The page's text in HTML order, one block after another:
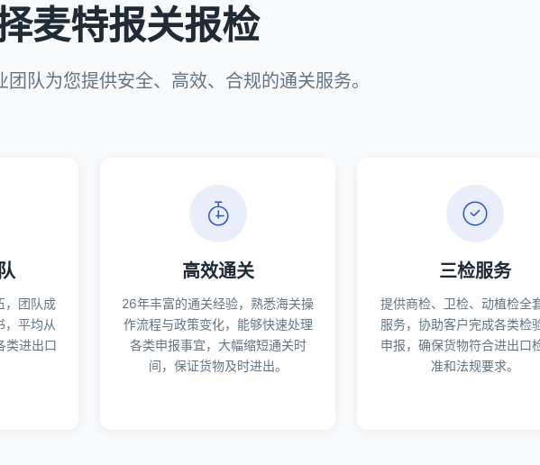
麦特报关报检
队为您提供安全、高效、合规的通关服务。
，团队成
，平均从
类进出口
高效通关
26年丰富的通关经验，熟悉海关操
作流程与政策变化，能够快速处理
各类申报事宜，大幅缩短通关时
间，保证货物及时进出。
三检服务
提供商检、卫检、动植检全
服务，协助客户完成各类检
申报，确保货物符合进出口
准和法规要求。